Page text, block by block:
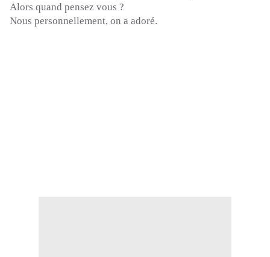
Alors quand pensez vous ?
Nous personnellement, on a adoré.